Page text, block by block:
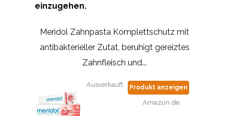
einzugehen.
Meridol Zahnpasta Komplettschutz mit
antibakterieller Zutat, beruhigt gereiztes
Zahnfleisch und...
Ausverkauft Produkt anzeigen
Amazon.de